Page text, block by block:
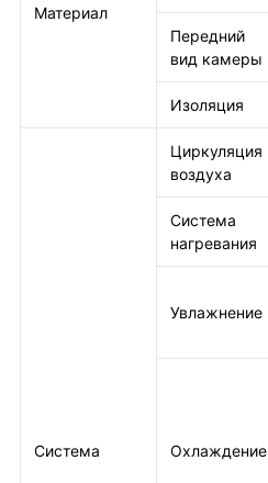
Материал
Передний
вид камеры
Изоляция
Система
Циркуляция
воздуха
Система
нагревания
Увлажнение
Охлаждение